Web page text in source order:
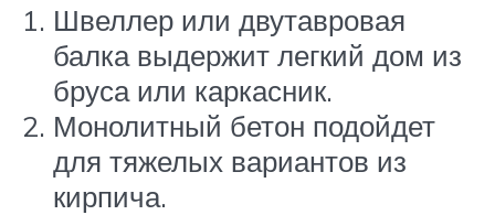
Швеллер или двутавровая
балка выдержит легкий дом из
бруса или каркасник.
Монолитный бетон подойдет
для тяжелых вариантов из
кирпича.